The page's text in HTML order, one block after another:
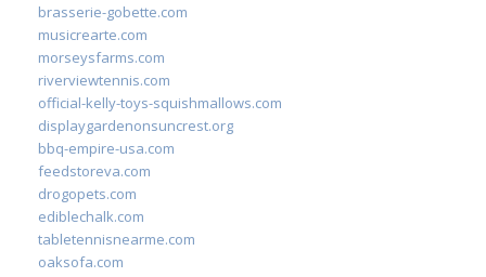
brasserie-gobette.com
musicrearte.com
morseysfarms.com
riverviewtennis.com
official-kelly-toys-squishmallows.com
displaygardenonsuncrest.org
bbq-empire-usa.com
feedstoreva.com
drogopets.com
ediblechalk.com
tabletennisnearme.com
oaksofa.com